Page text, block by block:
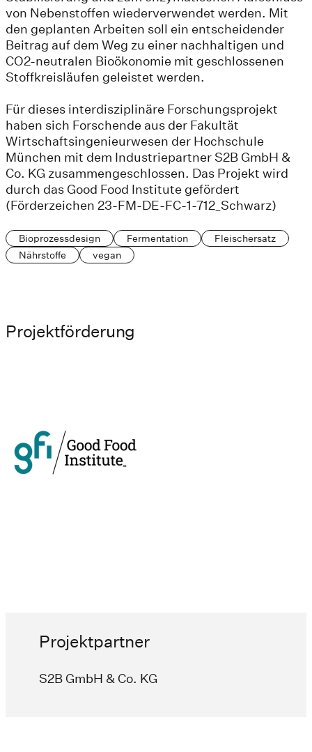
von Nebenstoffen wiederverwendet werden. Mit
den geplanten Arbeiten soll ein entscheidender
Beitrag auf dem Weg zu einer nachhaltigen und
CO2-neutralen Bioökonomie mit geschlossenen
Stoffkreisläufen geleistet werden.
Für dieses interdisziplinäre Forschungsprojekt
haben sich Forschende aus der Fakultät
Wirtschaftsingenieurwesen der Hochschule
München mit dem Industriepartner S2B GmbH &
Co. KG zusammengeschlossen. Das Projekt wird
durch das Good Food Institute gefördert
(Förderzeichen 23-FM-DE-FC-1-712_Schwarz)
Bioprozessdesign Fermentation
Fleischersatz
Nährstoffe
vegan
Projektförderung
Projektpartner
S2B GmbH & Co. KG